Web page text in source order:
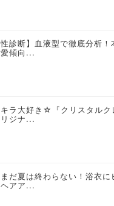
性診断】血液型で徹底分析
傾向...
ラ大好き☆『クリスタルク
リジナ...
だ夏は終わらない！浴衣に
アア...